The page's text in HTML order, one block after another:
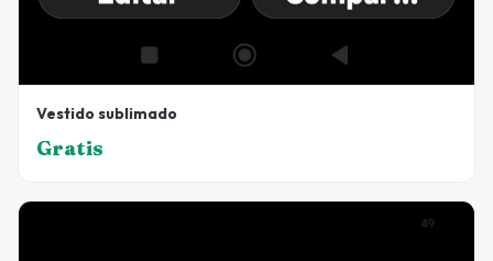
Vestido sublimado
Gratis